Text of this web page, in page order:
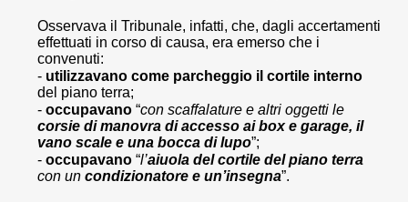
Osservava il Tribunale, infatti, che, dagli accertamenti
effettuati in corso di causa, era emerso che i
convenuti:
- utilizzavano come parcheggio il cortile interno
del piano terra;
- occupavano “con scaffalature e altri oggetti le
corsie di manovra di accesso ai box e garage, il
vano scale e una bocca di lupo”;
- occupavano “l’aiuola del cortile del piano terra
con un condizionatore e un’insegna”.